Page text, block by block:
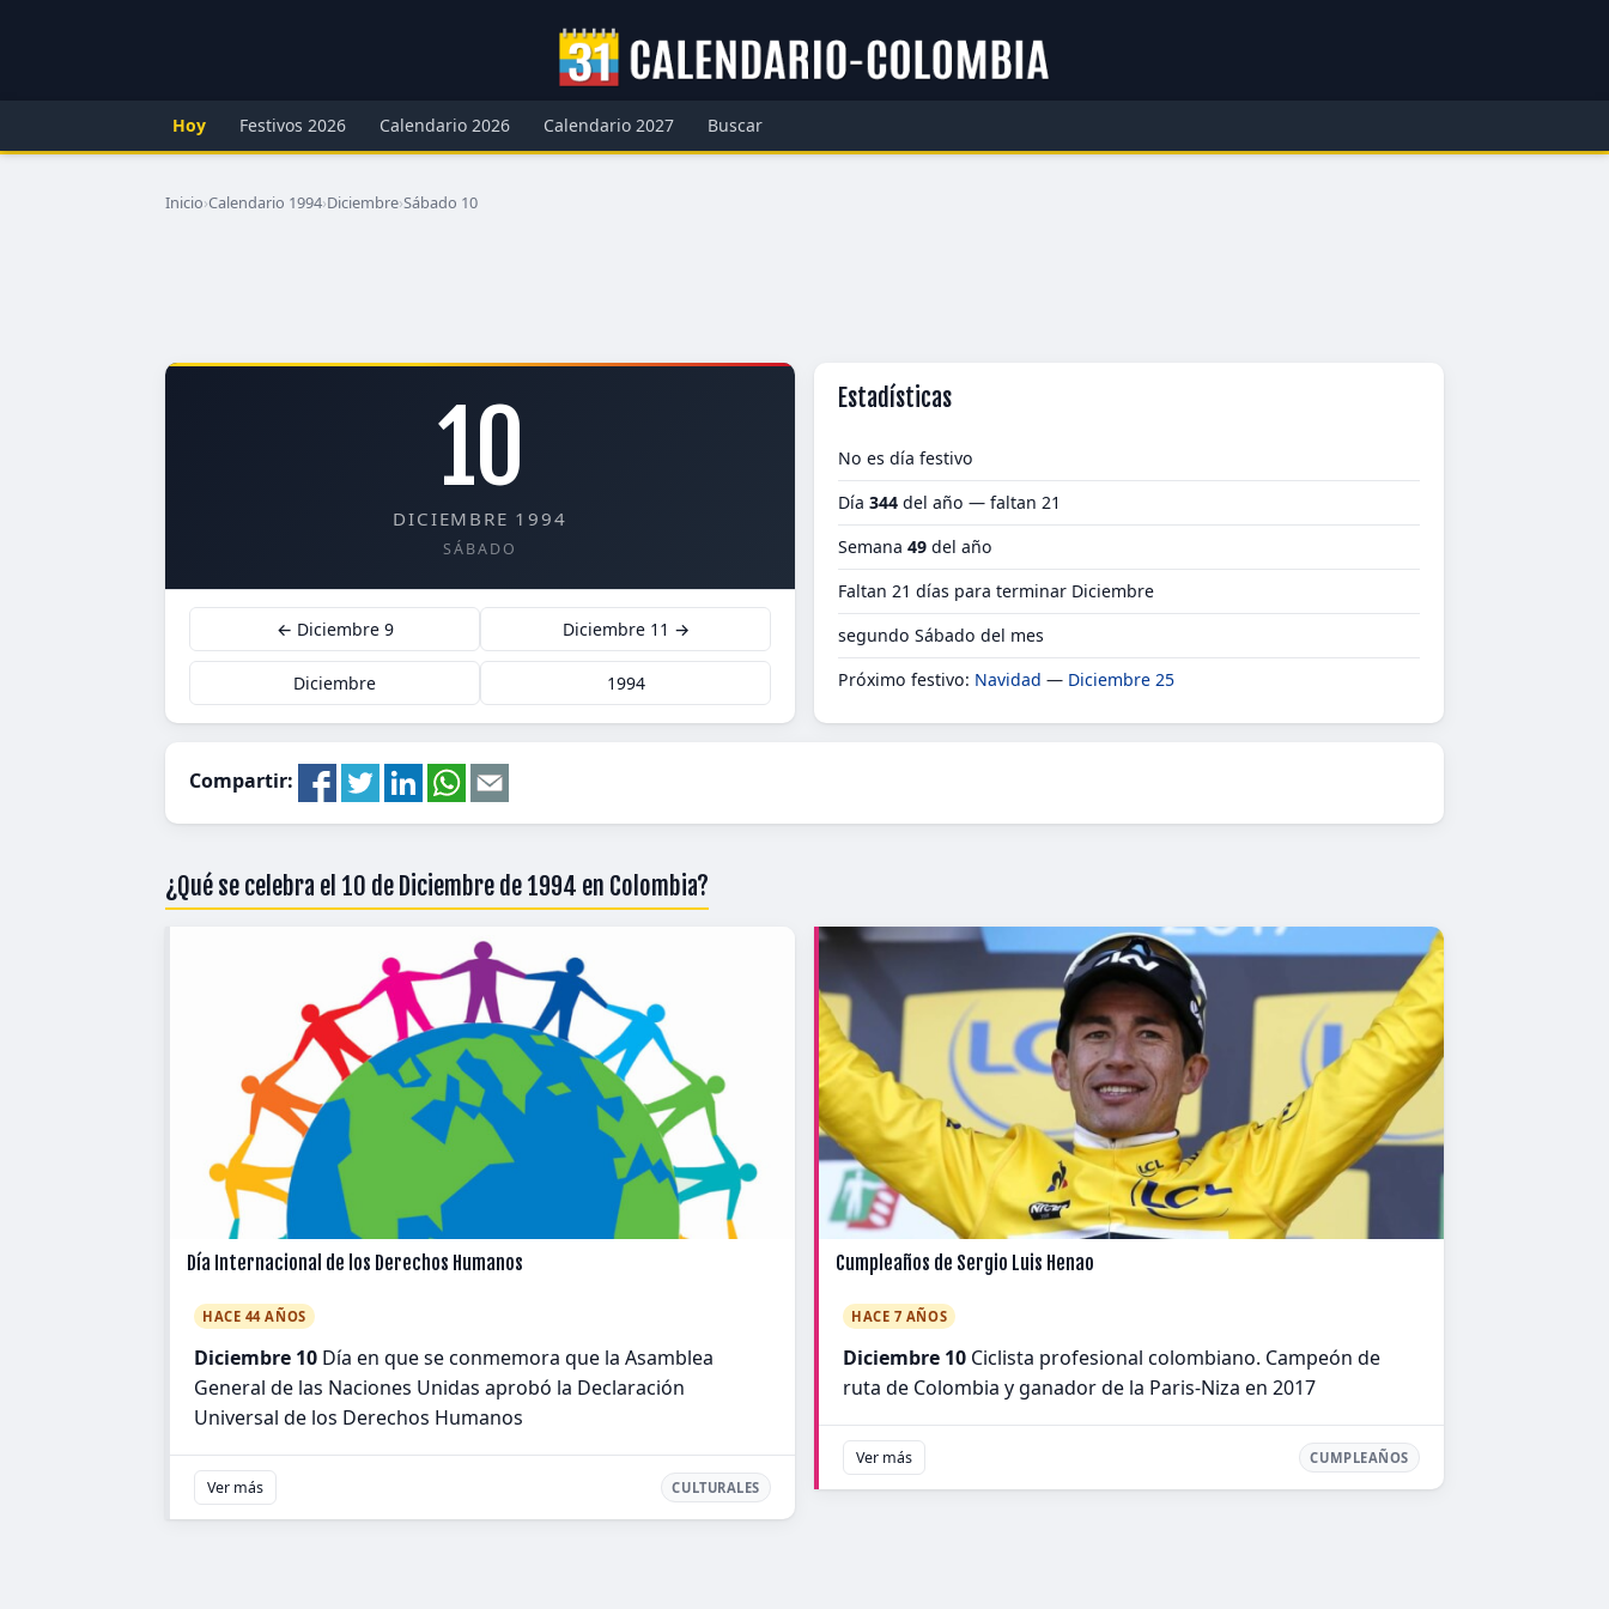
Hoy Festivos 2026 Calendario 2026 Calendario 2027 Buscar
Inicio›Calendario 1994›Diciembre›Sábado 10
10
DICIEMBRE 1994
SÁBADO
← Diciembre 9 Diciembre 11 →
Diciembre 1994
Estadísticas
No es día festivo
Día 344 del año — faltan 21
Semana 49 del año
Faltan 21 días para terminar Diciembre
segundo Sábado del mes
Próximo festivo: Navidad — Diciembre 25
Compartir:
¿Qué se celebra el 10 de Diciembre de 1994 en Colombia?
Día Internacional de los Derechos Humanos
HACE 44 AÑOS
Diciembre 10 Día en que se conmemora que la Asamblea
General de las Naciones Unidas aprobó la Declaración
Universal de los Derechos Humanos
Ver más CULTURALES
Cumpleaños de Sergio Luis Henao
HACE 7 AÑOS
Diciembre 10 Ciclista profesional colombiano. Campeón de
ruta de Colombia y ganador de la Paris-Niza en 2017
Ver más CUMPLEAÑOS